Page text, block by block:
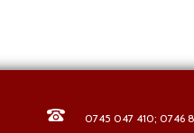
0745 047 410; 0746